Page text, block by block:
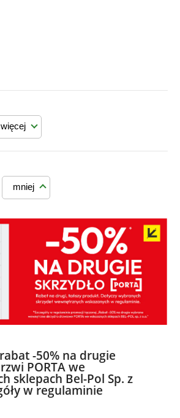
więcej
mniej
-50% na drugie
PORTA we
sklepach Bel-Pol Sp. z
w regulaminie